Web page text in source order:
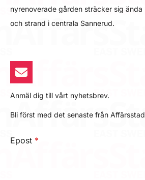
nyrenoverade gården sträcker sig ända
och strand i centrala Sannerud.
Anmäl dig till vårt nyhetsbrev.
Bli först med det senaste från
Epost *